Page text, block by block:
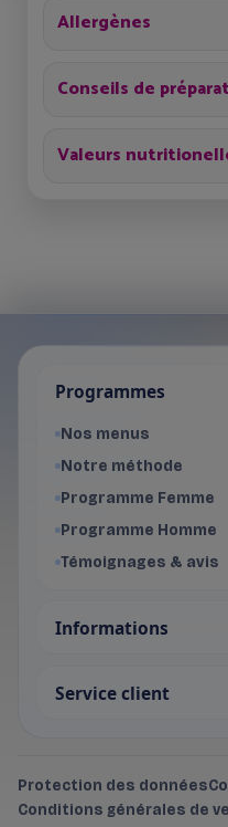
Allergènes
Conseils de
Valeurs
Je choisis
Programmes
Nos menus
Notre méthode
Programme Femme
Programme Homme
Témoignages & avis
Informations
Service client
Protection des données
Conditions générales de